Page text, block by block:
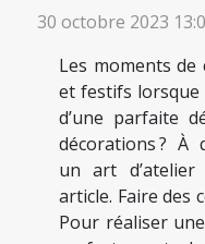
30 octobre 2023
Les moments
et festifs lorsque
d’une parfaite
décorations ? À
un art
article. Faire des
Pour réaliser